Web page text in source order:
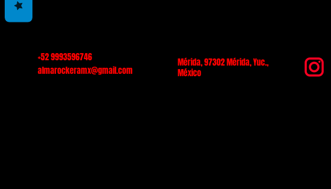
+52 9993596746
almarockeramx@gmail.com
Mérida, 97302 Mérida, Yuc.,
México